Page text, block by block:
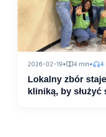
2026-02-19• 4 min• 4
Lokalny zbór
kliniką, by służyć